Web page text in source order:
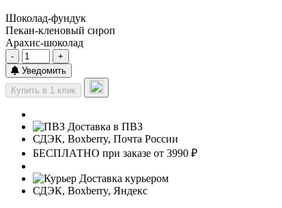
Шоколад-фундук
Пекан-кленовый сироп
Арахис-шоколад
-
+
Уведомить
Купить в 1 клик
Доставка в ПВЗ
СДЭК, Boxberry, Почта России
БЕСПЛАТНО при заказе от 3990 ₽
Доставка курьером
СДЭК, Boxberry, Яндекс